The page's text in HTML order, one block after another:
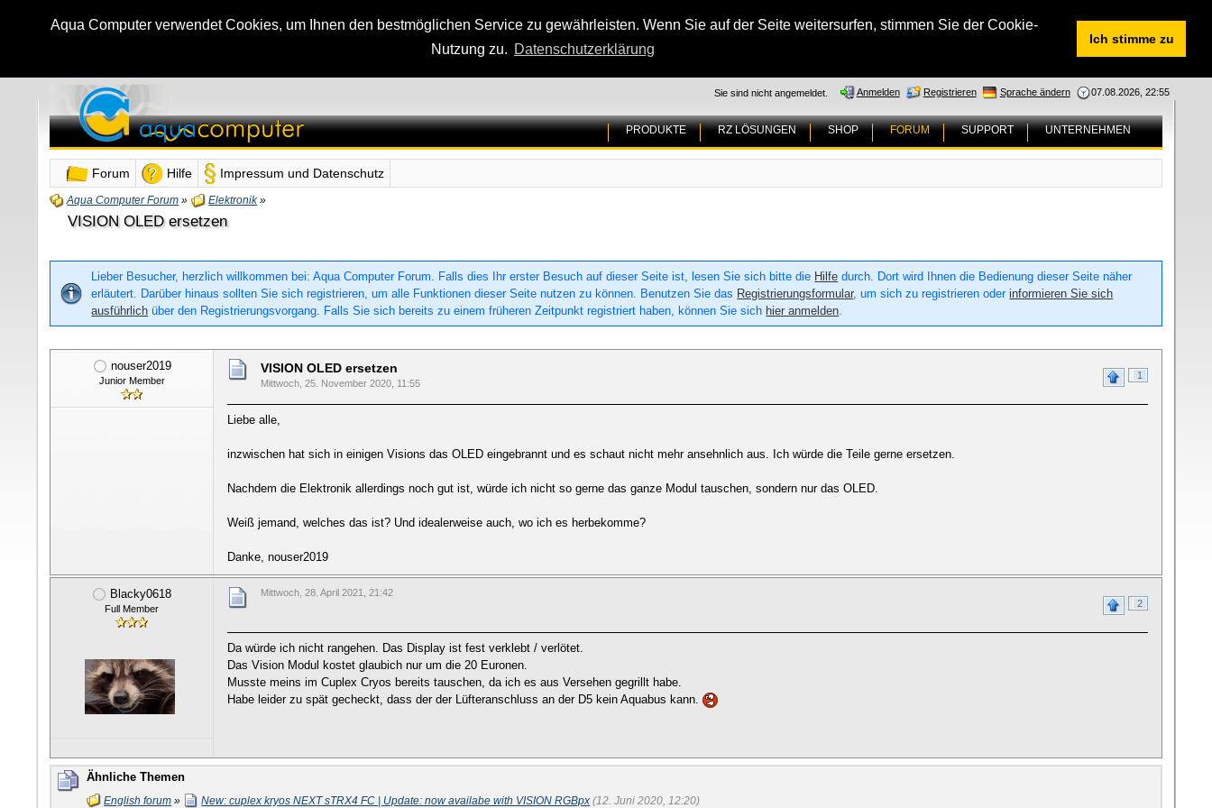
Aqua Computer verwendet Cookies, um Ihnen den bestmöglichen Service zu gewährleisten. Wenn Sie auf der Seite weitersurfen, stimmen Sie der Cookie-
Nutzung zu. Datenschutzerklärung
Ich stimme zu
07.08.2026, 22:55
Sprache ändern
Registrieren
Anmelden
Sie sind nicht angemeldet.
PRODUKTE RZ LÖSUNGEN SHOP FORUM SUPPORT UNTERNEHMEN
Forum Hilfe Impressum und Datenschutz
Aqua Computer Forum » Elektronik»
VISION OLED ersetzen
Lieber Besucher, herzlich willkommen bei: Aqua Computer Forum. Falls dies Ihr erster Besuch auf dieser Seite ist, lesen Sie sich bitte die Hilfe durch. Dort wird Ihnen die Bedienung dieser Seite näher
erläutert. Darüber hinaus sollten Sie sich registrieren, um alle Funktionen dieser Seite nutzen zu können. Benutzen Sie das Registrierungsformular, um sich zu registrieren oderinformieren Sie sich
ausführlich über den Registrierungsvorgang. Falls Sie sich bereits zu einem früheren Zeitpunkt registriert haben, können Sie sich hier anmelden.
nouser2019
Junior Member
VISION OLED ersetzen
Mittwoch, 25. November 2020, 11:55
1
Liebe alle,
inzwischen hat sich in einigen Visions das OLED eingebrannt und es schaut nicht mehr ansehnlich aus. Ich würde die Teile gerne ersetzen.
Nachdem die Elektronik allerdings noch gut ist, würde ich nicht so gerne das ganze Modul tauschen, sondern nur das OLED.
Weiß jemand, welches das ist? Und idealerweise auch, wo ich es herbekomme?
Danke, nouser2019
Blacky0618
Full Member
Mittwoch, 28. April 2021, 21:42
2
Da würde ich nicht rangehen. Das Display ist fest verklebt / verlötet.
Das Vision Modul kostet glaubich nur um die 20 Euronen.
Musste meins im Cuplex Cryos bereits tauschen, da ich es aus Versehen gegrillt habe.
Habe leider zu spät gecheckt, dass der der Lüfteranschluss an der D5 kein Aquabus kann.
Ähnliche Themen
English forum » New: cuplex kryos NEXT sTRX4 FC | Update: now availabe with VISION RGBpx (12. Juni 2020, 12:20)